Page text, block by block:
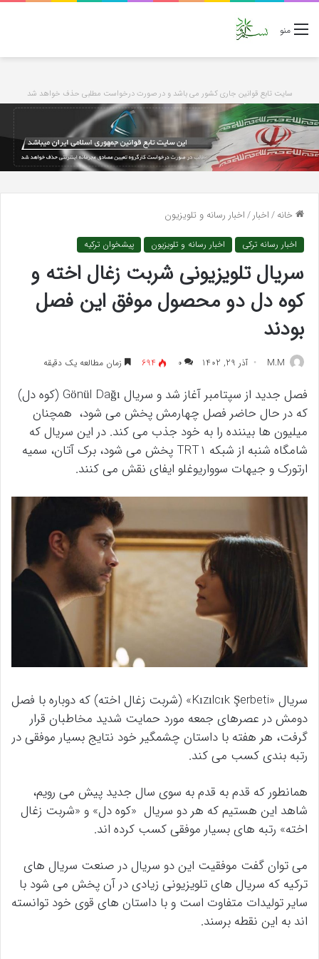
منو
سایت تابع قوانین جاری کشور می باشد و در صورت درخواست مطلبی حذف خواهد شد
خانه/اخبار/اخبار رسانه و تلویزیون
اخبار رسانه ترکی اخبار رسانه و تلویزیون پیشخوان ترکیه
سریال تلویزیونی شربت زغال اخته و
کوه دل دو محصول موفق این فصل
بودند
M.M آذر 29, 1402 ۰ 694 زمان مطالعه یک دقیقه
فصل جدید از سپتامبر آغاز شد و سریال Gönül Dağı (کوه دل)
که در حال حاضر فصل چهارمش پخش می شود، همچنان
میلیون ها بیننده را به خود جذب می کند. در این سریال که
شامگاه شنبه از شبکه TRT1 پخش می شود، برک آتان، سمیه
ارتورک و جیهات سوواریوغلو ایفای نقش می کنند.
سریال «Kızılcık Şerbeti» (شربت زغال اخته) که دوباره با فصل
دومش در عصرهای جمعه مورد حمایت شدید مخاطبان قرار
گرفت، هر هفته با داستان چشمگیر خود نتایج بسیار موفقی در
رتبه بندی کسب می کند.
همانطور که قدم به قدم به سوی سال جدید پیش می رویم،
شاهد این هستیم که هر دو سریال «کوه دل» و «شربت زغال
اخته» رتبه های بسیار موفقی کسب کرده اند.
می توان گفت موفقیت این دو سریال در صنعت سریال های
ترکیه که سریال های تلویزیونی زیادی در آن پخش می شود با
سایر تولیدات متفاوت است و با داستان های قوی خود توانسته
اند به این نقطه برسند.